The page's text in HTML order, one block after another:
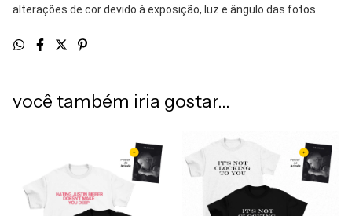
alterações de cor devido à exposição, luz e ângulo das fotos.
você também iria gostar...